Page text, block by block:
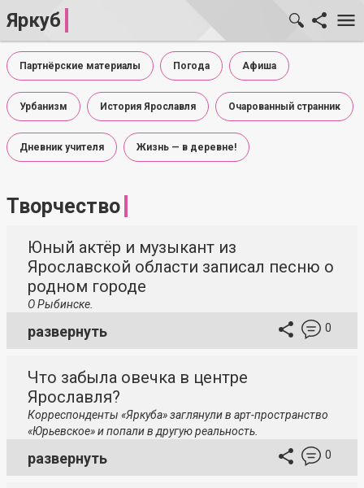
Яркуб
Партнёрские материалы Погода Афиша
Урбанизм История Ярославля Очарованный странник
Дневник учителя Жизнь — в деревне!
Творчество
Юный актёр и музыкант из
Ярославской области записал песню о
родном городе
О Рыбинске.
развернуть 0
Что забыла овечка в центре
Ярославля?
Корреспонденты «Яркуба» заглянули в арт-пространство
«Юрьевское» и попали в другую реальность.
развернуть 0